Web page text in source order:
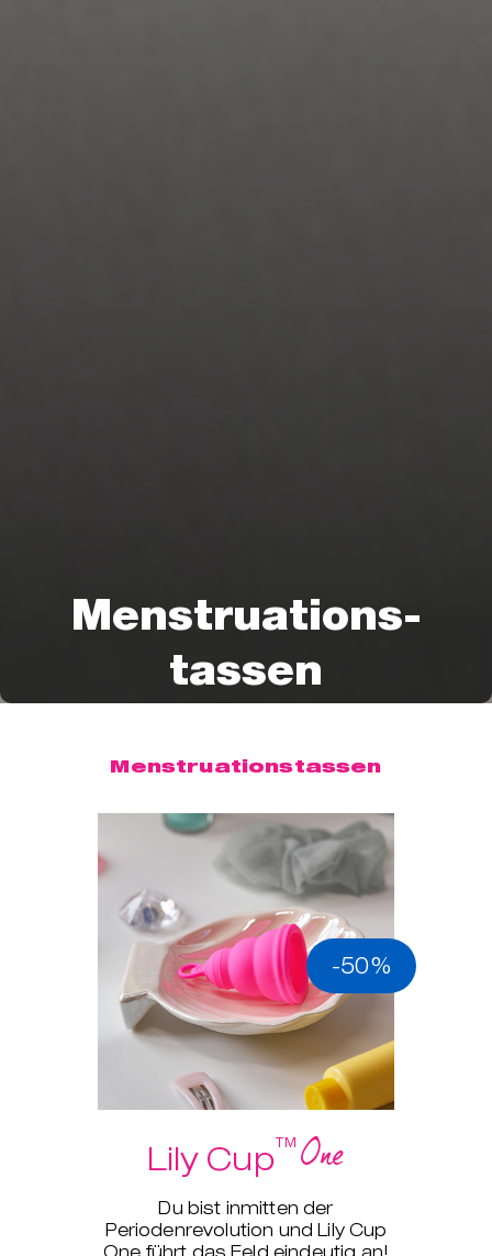
Menstruations-
tassen
Menstruationstassen
-50%
Lily Cup™One
Du bist inmitten der
Periodenrevolution und Lily Cup
One führt das Feld eindeutig an!